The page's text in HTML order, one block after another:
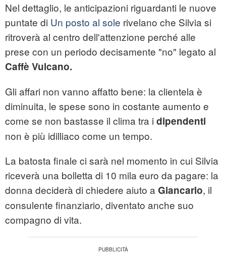
Nel dettaglio, le anticipazioni riguardanti le nuove
puntate di Un posto al sole rivelano che Silvia si
ritroverà al centro dell'attenzione perché alle
prese con un periodo decisamente "no" legato al
Caffè Vulcano.
Gli affari non vanno affatto bene: la clientela è
diminuita, le spese sono in costante aumento e
come se non bastasse il clima tra i dipendenti
non è più idilliaco come un tempo.
La batosta finale ci sarà nel momento in cui Silvia
riceverà una bolletta di 10 mila euro da pagare: la
donna deciderà di chiedere aiuto a Giancarlo, il
consulente finanziario, diventato anche suo
compagno di vita.